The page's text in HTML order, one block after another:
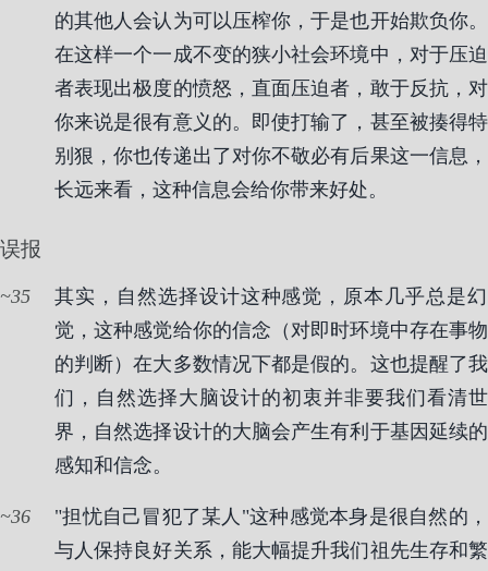
的其他人会认为可以压榨你，于是也开始欺负你。
在这样一个一成不变的狭小社会环境中，对于压迫
者表现出极度的愤怒，直面压迫者，敢于反抗，对
你来说是很有意义的。即使打输了，甚至被揍得特
别狠，你也传递出了对你不敬必有后果这一信息，
长远来看，这种信息会给你带来好处。
误报
35
其实，自然选择设计这种感觉，原本几乎总是幻
觉，这种感觉给你的信念（对即时环境中存在事物
的判断）在大多数情况下都是假的。这也提醒了我
们，自然选择大脑设计的初衷并非要我们看清世
界，自然选择设计的大脑会产生有利于基因延续的
感知和信念。
36
"担忧自己冒犯了某人"这种感觉本身是很自然的，
与人保持良好关系，能大幅提升我们祖先生存和繁